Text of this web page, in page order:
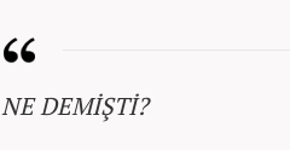
DEMİŞTİ?